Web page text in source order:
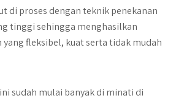
di proses dengan teknik penekanan
tinggi sehingga menghasilkan
fleksibel, kuat serta tidak mudah
sudah mulai banyak di minati di